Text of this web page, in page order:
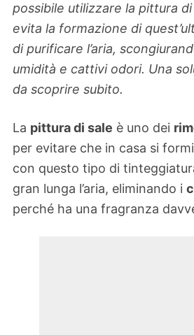
possibile utilizzare la pittura
evita la formazione di
di purificare l’aria,
umidità e cattivi odori. Una
da scoprire subito.
La pittura di sale è uno dei
per evitare che in casa si
con questo tipo di
gran lunga l’aria, eliminando i
perché ha una fragranza